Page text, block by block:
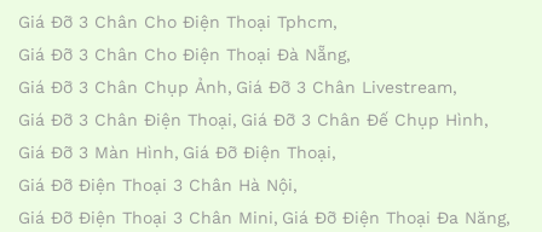
Giá Đỡ 3 Chân Cho Điện Thoại Tphcm
Giá Đỡ 3 Chân Cho Điện Thoại Đà Nẵng
Giá Đỡ 3 Chân Chụp Ảnh Giá Đỡ 3 Chân Livestream
Giá Đỡ 3 Chân Điện Thoại Giá Đỡ 3 Chân Đế Chụp Hình
Giá Đỡ 3 Màn Hình Giá Đỡ Điện Thoại
Giá Đỡ Điện Thoại 3 Chân Hà Nội
Giá Đỡ Điện Thoại 3 Chân Mini Giá Đỡ Điện Thoại Đa Năng